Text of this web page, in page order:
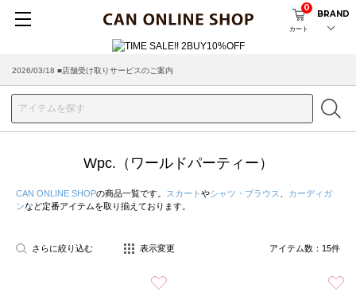
カート
0
BRAND
2026/03/18 ■店舗受け取りサービスのご案内
Wpc.（ワールドパーティー）
CAN ONLINE SHOPの商品一覧です。 スカート やシャツ・ブラウス
カーディガ
ンなど定番アイテムを取り揃えております。
さらに絞り込む 表示変更 アイテム数： 15件